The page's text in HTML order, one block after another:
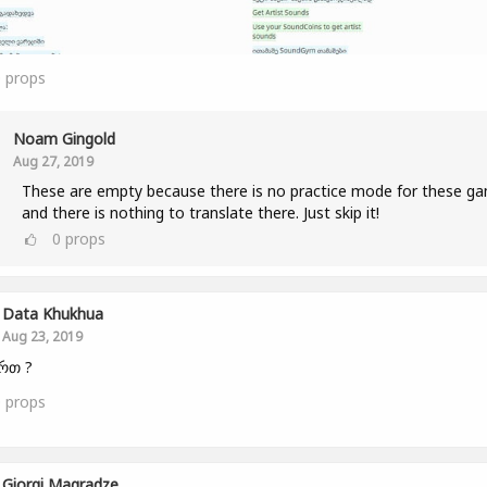
props
Noam Gingold
Aug 27, 2019
These are empty because there is no practice mode for these
and there is nothing to translate there. Just skip it!
0 props
Data Khukhua
Aug 23, 2019
?
props